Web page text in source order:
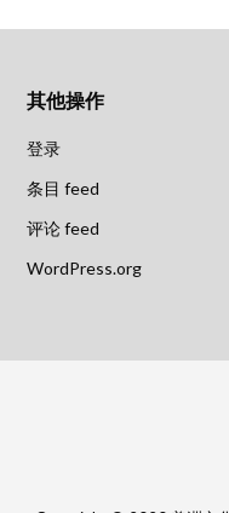
其他操作
登录
条目 feed
评论 feed
WordPress.org